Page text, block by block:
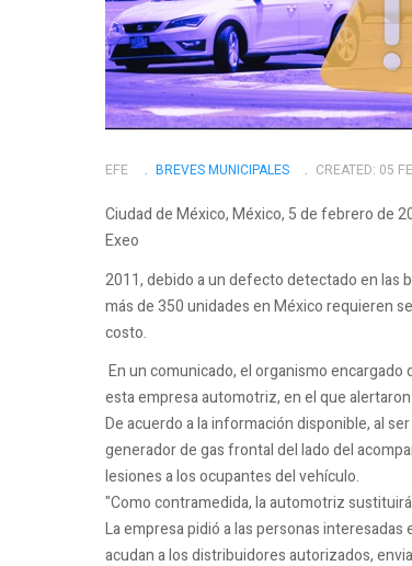
EFE BREVES MUNICIPALES CREATED: 05
Ciudad de México, México, 5 de febrero de
Exeo
2011, debido a un defecto detectado en las
más de 350 unidades en México requieren
costo.
En un comunicado, el organismo
esta empresa automotriz, en el que
De acuerdo a la información disponible, al
generador de gas frontal del lado del
lesiones a los ocupantes del vehículo.
"Como contramedida, la automotriz
La empresa pidió a las personas
acudan a los distribuidores autorizados,